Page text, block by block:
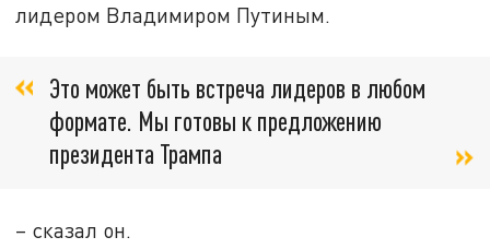
лидером Владимиром Путиным.
Это может быть встреча лидеров в любом
формате. Мы готовы к предложению
президента Трампа
– сказал он.